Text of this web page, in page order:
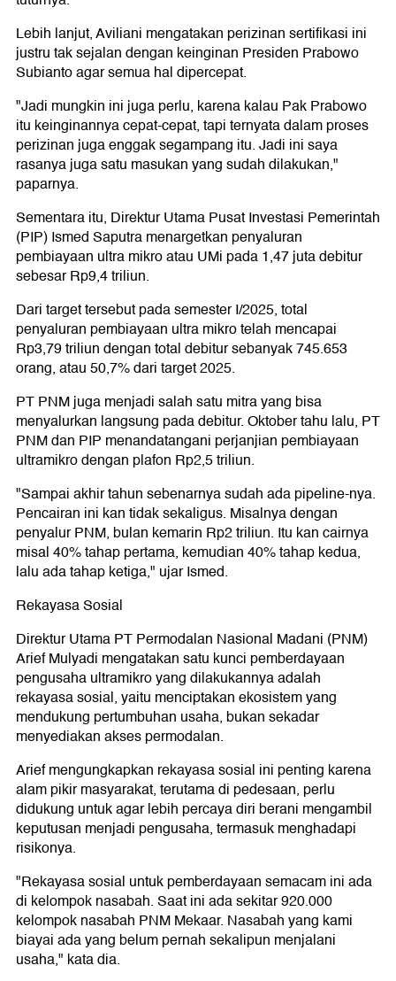
Lebih lanjut, Aviliani mengatakan perizinan sertifikasi ini
justru tak sejalan dengan keinginan Presiden Prabowo
Subianto agar semua hal dipercepat.
"Jadi mungkin ini juga perlu, karena kalau Pak Prabowo
itu keinginannya cepat-cepat, tapi ternyata dalam proses
perizinan juga enggak segampang itu. Jadi ini saya
rasanya juga satu masukan yang sudah dilakukan,"
paparnya.
Sementara itu, Direktur Utama Pusat Investasi Pemerintah
(PIP) Ismed Saputra menargetkan penyaluran
pembiayaan ultra mikro atau UMi pada 1,47 juta debitur
sebesar Rp9,4 triliun.
Dari target tersebut pada semester I/2025, total
penyaluran pembiayaan ultra mikro telah mencapai
Rp3,79 triliun dengan total debitur sebanyak 745.653
orang, atau 50,7% dari target 2025.
PT PNM juga menjadi salah satu mitra yang bisa
menyalurkan langsung pada debitur. Oktober tahu lalu, PT
PNM dan PIP menandatangani perjanjian pembiayaan
ultramikro dengan plafon Rp2,5 triliun.
"Sampai akhir tahun sebenarnya sudah ada pipeline-nya.
Pencairan ini kan tidak sekaligus. Misalnya dengan
penyalur PNM, bulan kemarin Rp2 triliun. Itu kan cairnya
misal 40% tahap pertama, kemudian 40% tahap kedua,
lalu ada tahap ketiga," ujar Ismed.
Rekayasa Sosial
Direktur Utama PT Permodalan Nasional Madani (PNM)
Arief Mulyadi mengatakan satu kunci pemberdayaan
pengusaha ultramikro yang dilakukannya adalah
rekayasa sosial, yaitu menciptakan ekosistem yang
mendukung pertumbuhan usaha, bukan sekadar
menyediakan akses permodalan.
Arief mengungkapkan rekayasa sosial ini penting karena
alam pikir masyarakat, terutama di pedesaan, perlu
didukung untuk agar lebih percaya diri berani mengambil
keputusan menjadi pengusaha, termasuk menghadapi
risikonya.
"Rekayasa sosial untuk pemberdayaan semacam ini ada
di kelompok nasabah. Saat ini ada sekitar 920.000
kelompok nasabah PNM Mekaar. Nasabah yang kami
biayai ada yang belum pernah sekalipun menjalani
usaha," kata dia.